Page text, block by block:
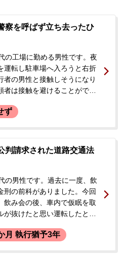
察を呼ばず立ち去ったひ
の工場に勤める男性です。夜
運転し駐車場へ入ろうと右折
者の男性と接触しそうになり
者は接触を避けることができ
ら警察を呼んでほしい」と言
したが、その際にナンバープ
されているようでした。帰宅
きされていることに気づき、
として通報されるのではない
り、今後の対応について相談
た。
ず
判請求された道路交通法
の男性です。過去に一度、飲
刑の前科がありました。今回
飲み会の後、車内で仮眠を取
が抜けたと思い運転したとこ
けつけた警察官による呼気検
月 執行猶予3年